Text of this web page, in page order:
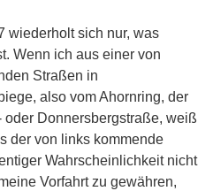
wiederholt sich nur, was
Wenn ich aus einer von
Straßen in
also vom Ahornring, der
oder Donnersbergstraße, weiß
der von links kommende
Wahrscheinlichkeit nicht
Vorfahrt zu gewähren,